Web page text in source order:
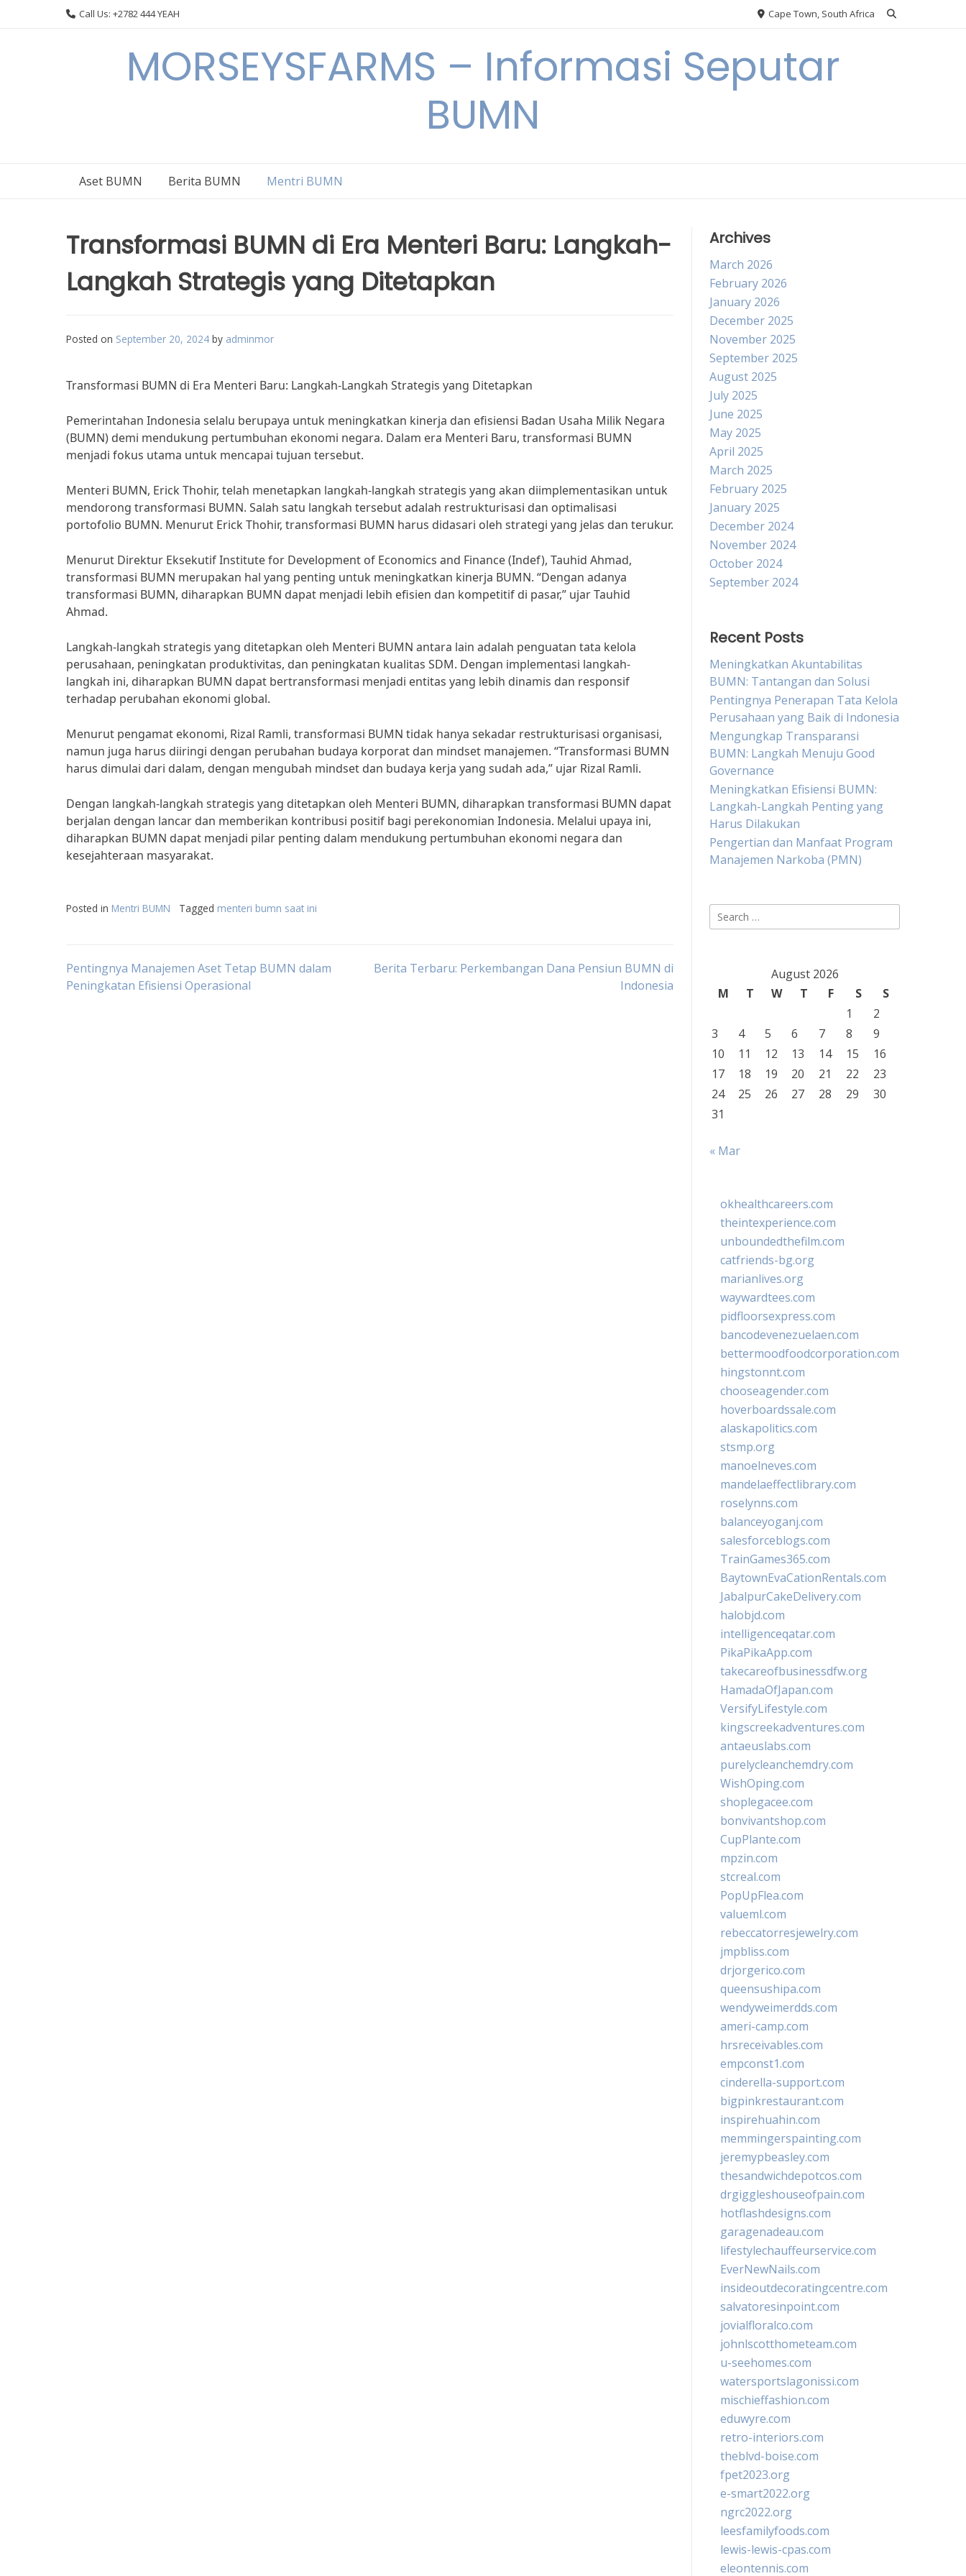
Call Us: +2782 444 YEAH Cape Town, South Africa
MORSEYSFARMS – Informasi Seputar
BUMN
Aset BUMN Berita BUMN Mentri BUMN
Transformasi BUMN di Era Menteri Baru: Langkah-
Langkah Strategis yang Ditetapkan
Posted on September 20, 2024 by adminmor
Transformasi BUMN di Era Menteri Baru: Langkah-Langkah Strategis yang Ditetapkan
Pemerintahan Indonesia selalu berupaya untuk meningkatkan kinerja dan efisiensi Badan Usaha Milik Negara
(BUMN) demi mendukung pertumbuhan ekonomi negara. Dalam era Menteri Baru, transformasi BUMN
menjadi fokus utama untuk mencapai tujuan tersebut.
Menteri BUMN, Erick Thohir, telah menetapkan langkah-langkah strategis yang akan diimplementasikan untuk
mendorong transformasi BUMN. Salah satu langkah tersebut adalah restrukturisasi dan optimalisasi
portofolio BUMN. Menurut Erick Thohir, transformasi BUMN harus didasari oleh strategi yang jelas dan terukur.
Menurut Direktur Eksekutif Institute for Development of Economics and Finance (Indef), Tauhid Ahmad,
transformasi BUMN merupakan hal yang penting untuk meningkatkan kinerja BUMN. “Dengan adanya
transformasi BUMN, diharapkan BUMN dapat menjadi lebih efisien dan kompetitif di pasar,” ujar Tauhid
Ahmad.
Langkah-langkah strategis yang ditetapkan oleh Menteri BUMN antara lain adalah penguatan tata kelola
perusahaan, peningkatan produktivitas, dan peningkatan kualitas SDM. Dengan implementasi langkah-
langkah ini, diharapkan BUMN dapat bertransformasi menjadi entitas yang lebih dinamis dan responsif
terhadap perubahan ekonomi global.
Menurut pengamat ekonomi, Rizal Ramli, transformasi BUMN tidak hanya sekadar restrukturisasi organisasi,
namun juga harus diiringi dengan perubahan budaya korporat dan mindset manajemen. “Transformasi BUMN
harus dimulai dari dalam, dengan mengubah mindset dan budaya kerja yang sudah ada,” ujar Rizal Ramli.
Dengan langkah-langkah strategis yang ditetapkan oleh Menteri BUMN, diharapkan transformasi BUMN dapat
berjalan dengan lancar dan memberikan kontribusi positif bagi perekonomian Indonesia. Melalui upaya ini,
diharapkan BUMN dapat menjadi pilar penting dalam mendukung pertumbuhan ekonomi negara dan
kesejahteraan masyarakat.
Posted in Mentri BUMN Tagged menteri bumn saat ini
Post
Pentingnya Manajemen Aset Tetap BUMN dalam
Peningkatan Efisiensi Operasional
Berita Terbaru: Perkembangan Dana Pensiun BUMN di
Indonesia
Archives
March 2026
February 2026
January 2026
December 2025
November 2025
September 2025
August 2025
July 2025
June 2025
May 2025
April 2025
March 2025
February 2025
January 2025
December 2024
November 2024
October 2024
September 2024
Recent Posts
Meningkatkan Akuntabilitas
BUMN: Tantangan dan Solusi
Pentingnya Penerapan Tata Kelola
Perusahaan yang Baik di Indonesia
Mengungkap Transparansi
BUMN: Langkah Menuju Good
Governance
Meningkatkan Efisiensi BUMN:
Langkah-Langkah Penting yang
Harus Dilakukan
Pengertian dan Manfaat Program
Manajemen Narkoba (PMN)
Search
for:
August 2026
M
T W T F S
S
1
2
3
4 5 6 7 8
9
10
11 12 13 14 15
16
17
18 19 20 21 22
23
24
25 26 27 28 29
30
31
« Mar
okhealthcareers.com
theintexperience.com
unboundedthefilm.com
catfriends-bg.org
marianlives.org
waywardtees.com
pidfloorsexpress.com
bancodevenezuelaen.com
bettermoodfoodcorporation.com
hingstonnt.com
chooseagender.com
hoverboardssale.com
alaskapolitics.com
stsmp.org
manoelneves.com
mandelaeffectlibrary.com
roselynns.com
balanceyoganj.com
salesforceblogs.com
TrainGames365.com
BaytownEvaCationRentals.com
JabalpurCakeDelivery.com
halobjd.com
intelligenceqatar.com
PikaPikaApp.com
takecareofbusinessdfw.org
HamadaOfJapan.com
VersifyLifestyle.com
kingscreekadventures.com
antaeuslabs.com
purelycleanchemdry.com
WishOping.com
shoplegacee.com
bonvivantshop.com
CupPlante.com
mpzin.com
stcreal.com
PopUpFlea.com
valueml.com
rebeccatorresjewelry.com
jmpbliss.com
drjorgerico.com
queensushipa.com
wendyweimerdds.com
ameri-camp.com
hrsreceivables.com
empconst1.com
cinderella-support.com
bigpinkrestaurant.com
inspirehuahin.com
memmingerspainting.com
jeremypbeasley.com
thesandwichdepotcos.com
drgiggleshouseofpain.com
hotflashdesigns.com
garagenadeau.com
lifestylechauffeurservice.com
EverNewNails.com
insideoutdecoratingcentre.com
salvatoresinpoint.com
jovialfloralco.com
johnlscotthometeam.com
u-seehomes.com
watersportslagonissi.com
mischieffashion.com
eduwyre.com
retro-interiors.com
theblvd-boise.com
fpet2023.org
e-smart2022.org
ngrc2022.org
leesfamilyfoods.com
lewis-lewis-cpas.com
eleontennis.com